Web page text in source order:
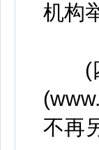
机构
(四)
不再